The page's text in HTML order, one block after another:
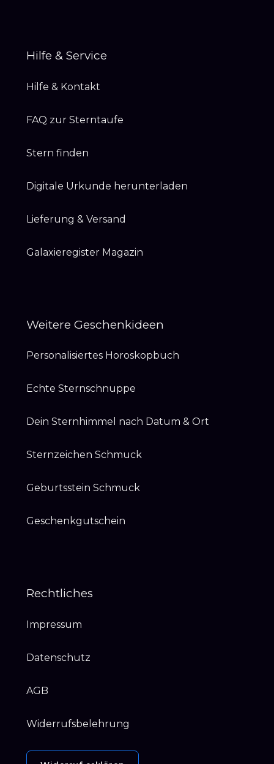
Hilfe & Service
Hilfe & Kontakt
FAQ zur Sterntaufe
Stern finden
Digitale Urkunde herunterladen
Lieferung & Versand
Galaxieregister Magazin
Weitere Geschenkideen
Personalisiertes Horoskopbuch
Echte Sternschnuppe
Dein Sternhimmel nach Datum & Ort
Sternzeichen Schmuck
Geburtsstein Schmuck
Geschenkgutschein
Rechtliches
Impressum
Datenschutz
AGB
Widerrufsbelehrung